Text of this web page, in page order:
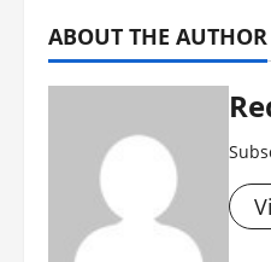
ABOUT THE AUTHOR